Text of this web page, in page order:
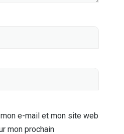
e-mail et mon site web
mon prochain